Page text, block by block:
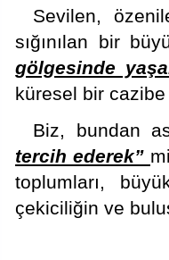
Sevilen,
sığınılan bir
gölgesinde
küresel bir
Biz, bundan
tercih ederek”
toplumları,
çekiciliğin ve